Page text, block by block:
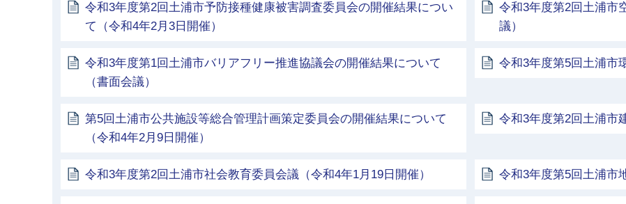
令和3年度第2回土浦市予防接種健康被害調査委員会の開催結果につい
て（令和4年2月3日開催）
令和3年度第2回土浦市
議）
令和3年度第1回土浦市バリアフリー推進協議会の開催結果について
（書面会議）
令和3年度第5回土浦市
第5回土浦市公共施設等総合管理計画策定委員会の開催結果について
（令和4年2月9日開催）
令和3年度第2回土浦市
令和3年度第2回土浦市社会教育委員会議（令和4年1月19日開催） 令和3年度第5回土浦市